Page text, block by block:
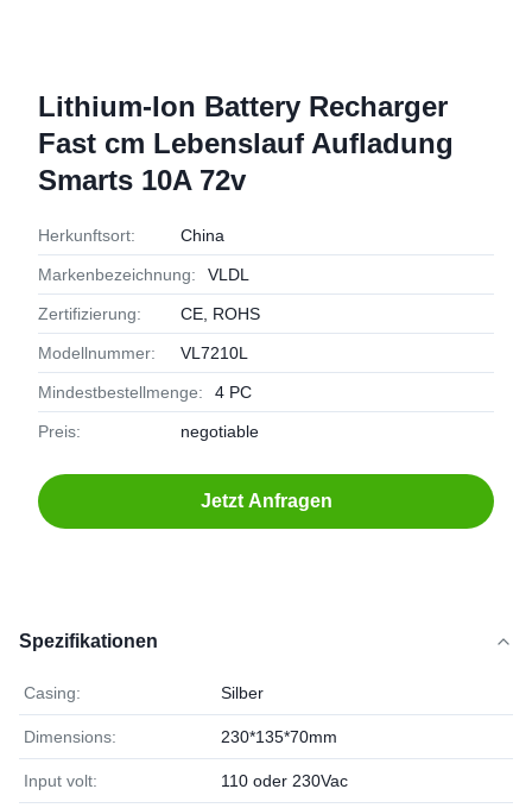
Lithium-Ion Battery Recharger
Fast cm Lebenslauf Aufladung
Smarts 10A 72v
Herkunftsort: China
Markenbezeichnung: VLDL
Zertifizierung: CE, ROHS
Modellnummer: VL7210L
Mindestbestellmenge: 4 PC
Preis: negotiable
Jetzt Anfragen
Spezifikationen
Casing: Silber
Dimensions: 230*135*70mm
Input volt: 110 oder 230Vac